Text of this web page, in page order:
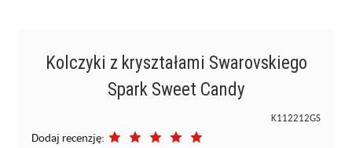
Kolczyki z kryształami Swarovskiego
Spark Sweet Candy
K112212GS
Dodaj recenzję: